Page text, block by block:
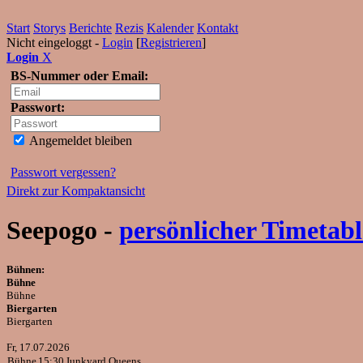
Start Storys Berichte Rezis Kalender Kontakt
Nicht eingeloggt - Login [Registrieren]
Login X
BS-Nummer oder Email:
Passwort:
Angemeldet bleiben
Passwort vergessen?
Direkt zur Kompaktansicht
Seepogo - persönlicher
Bühnen:
Bühne
Bühne
Biergarten
Biergarten
Fr, 17.07.2026